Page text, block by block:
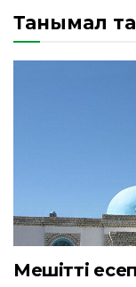
Танымал
Мешіттің